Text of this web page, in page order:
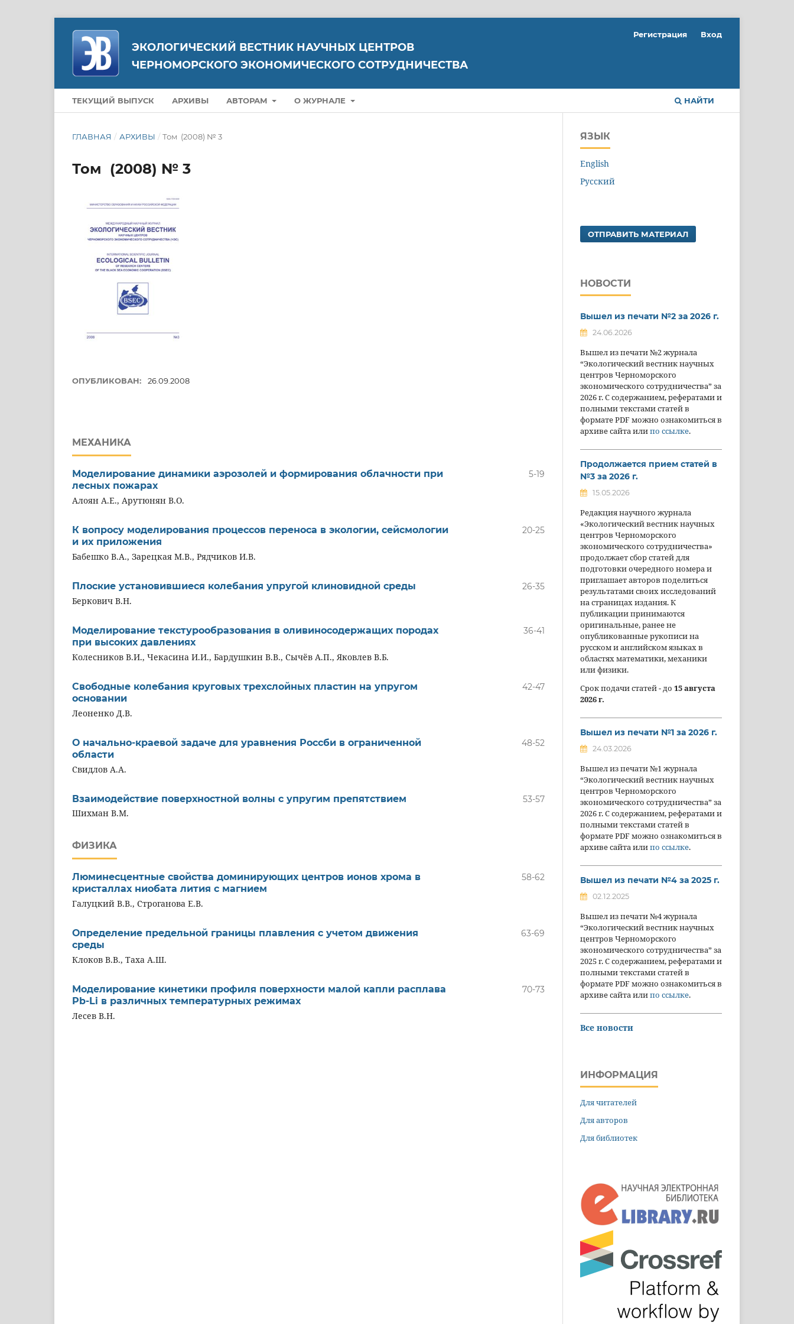
ЭКОЛОГИЧЕСКИЙ ВЕСТНИК НАУЧНЫХ ЦЕНТРОВ
ЧЕРНОМОРСКОГО ЭКОНОМИЧЕСКОГО СОТРУДНИЧЕСТВА
ТЕКУЩИЙ ВЫПУСК АРХИВЫ АВТОРАМ О ЖУРНАЛЕ НАЙТИ
Регистрация Вход
ГЛАВНАЯ / АРХИВЫ / Том (2008) № 3
Том (2008) № 3
ОПУБЛИКОВАН: 26.09.2008
МЕХАНИКА
Моделирование динамики аэрозолей и формирования облачности при
лесных пожарах
5-19
Алоян А.Е., Арутюнян В.О.
К вопросу моделирования процессов переноса в экологии, сейсмологии
и их приложения
20-25
Бабешко В.А., Зарецкая М.В., Рядчиков И.В.
Плоские установившиеся колебания упругой клиновидной среды 26-35
Беркович В.Н.
Моделирование текстурообразования в оливиносодержащих породах
при высоких давлениях
36-41
Колесников В.И., Чекасина И.И., Бардушкин В.В., Сычёв А.П., Яковлев В.Б.
Свободные колебания круговых трехслойных пластин на упругом
основании
42-47
Леоненко Д.В.
О начально-краевой задаче для уравнения Россби в ограниченной
области
48-52
Свидлов А.А.
Взаимодействие поверхностной волны с упругим препятствием 53-57
Шихман В.М.
ФИЗИКА
Люминесцентные свойства доминирующих центров ионов хрома в
кристаллах ниобата лития с магнием
58-62
Галуцкий В.В., Строганова Е.В.
Определение предельной границы плавления с учетом движения
среды
63-69
Клоков В.В., Таха А.Ш.
Моделирование кинетики профиля поверхности малой капли расплава
Pb-Li в различных температурных режимах
70-73
Лесев В.Н.
ЯЗЫК
English
Русский
ОТПРАВИТЬ МАТЕРИАЛ
НОВОСТИ
Вышел из печати №2 за 2026 г.
24.06.2026
Вышел из печати №2 журнала
“Экологический вестник научных
центров Черноморского
экономического сотрудничества” за
2026 г. С содержанием, рефератами и
полными текстами статей в
формате PDF можно ознакомиться в
архиве сайта илипо ссылке.
Продолжается прием статей в
№3 за 2026 г.
15.05.2026
Редакция научного журнала
«Экологический вестник научных
центров Черноморского
экономического сотрудничества»
продолжает сбор статей для
подготовки очередного номера и
приглашает авторов поделиться
результатами своих исследований
на страницах издания. К
публикации принимаются
оригинальные, ранее не
опубликованные рукописи на
русском и английском языках в
областях математики, механики
или физики.
Срок подачи статей - до 15 августа
2026 г.
Вышел из печати №1 за 2026 г.
24.03.2026
Вышел из печати №1 журнала
“Экологический вестник научных
центров Черноморского
экономического сотрудничества” за
2026 г. С содержанием, рефератами и
полными текстами статей в
формате PDF можно ознакомиться в
архиве сайта илипо ссылке.
Вышел из печати №4 за 2025 г.
02.12.2025
Вышел из печати №4 журнала
“Экологический вестник научных
центров Черноморского
экономического сотрудничества” за
2025 г. С содержанием, рефератами и
полными текстами статей в
формате PDF можно ознакомиться в
архиве сайта илипо ссылке.
Все новости
ИНФОРМАЦИЯ
Для читателей
Для авторов
Для библиотек